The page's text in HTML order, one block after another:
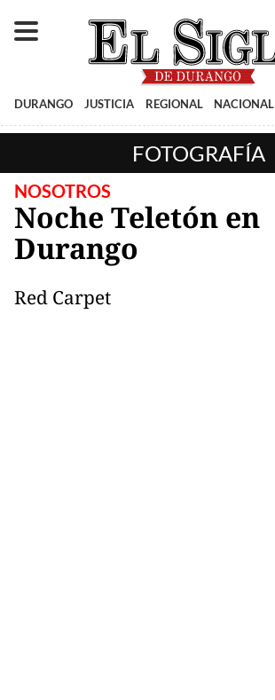
DURANGO JUSTICIA REGIONAL NACIONAL
FOTOGRAFÍA
NOSOTROS
Noche Teletón en
Durango
Red Carpet